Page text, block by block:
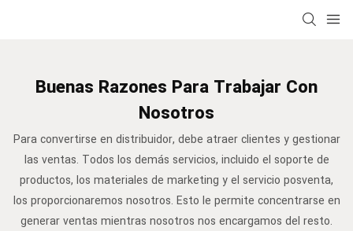
Buenas Razones Para Trabajar Con
Nosotros
Para convertirse en distribuidor, debe atraer clientes y gestionar
las ventas. Todos los demás servicios, incluido el soporte de
productos, los materiales de marketing y el servicio posventa,
los proporcionaremos nosotros. Esto le permite concentrarse en
generar ventas mientras nosotros nos encargamos del resto.